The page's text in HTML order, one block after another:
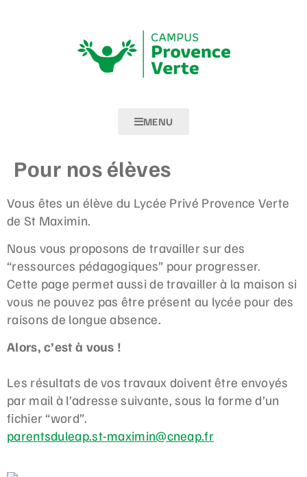
MENU
Pour nos élèves
Vous êtes un élève du Lycée Privé Provence Verte
de St Maximin.
Nous vous proposons de travailler sur des
“ressources pédagogiques” pour progresser.
Cette page permet aussi de travailler à la maison si
vous ne pouvez pas être présent au lycée pour des
raisons de longue absence.
Alors, c’est à vous !
Les résultats de vos travaux doivent être envoyés
par mail à l’adresse suivante, sous la forme d’un
fichier “word”.
parentsduleap.st-maximin@cneap.fr